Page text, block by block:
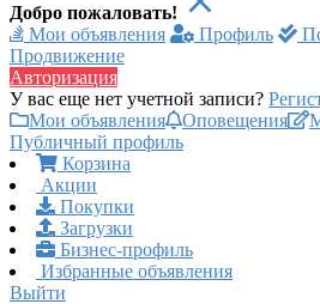
Добро пожаловать!
Мои объявления
Профиль
Продвижение
Авторизация
У вас еще нет учетной записи?
Мои объявления
Оповещения
Публичный профиль
Корзина
Акции
Покупки
Загрузки
Бизнес-профиль
Избранные объявления
Выйти